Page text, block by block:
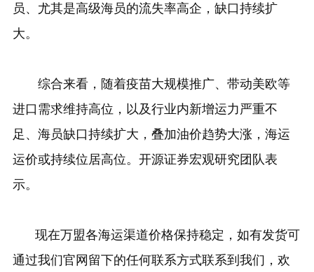
员、尤其是高级海员的流失率高企，缺口持续扩
大。
综合来看，随着疫苗大规模推广、带动美欧等
进口需求维持高位，以及行业内新增运力严重不
足、海员缺口持续扩大，叠加油价趋势大涨，海运
运价或持续位居高位。开源证券宏观研究团队表
示。
现在万盟各海运渠道价格保持稳定，如有发货可
通过我们官网留下的任何联系方式联系到我们，欢